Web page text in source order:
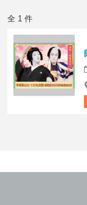
全 1 件